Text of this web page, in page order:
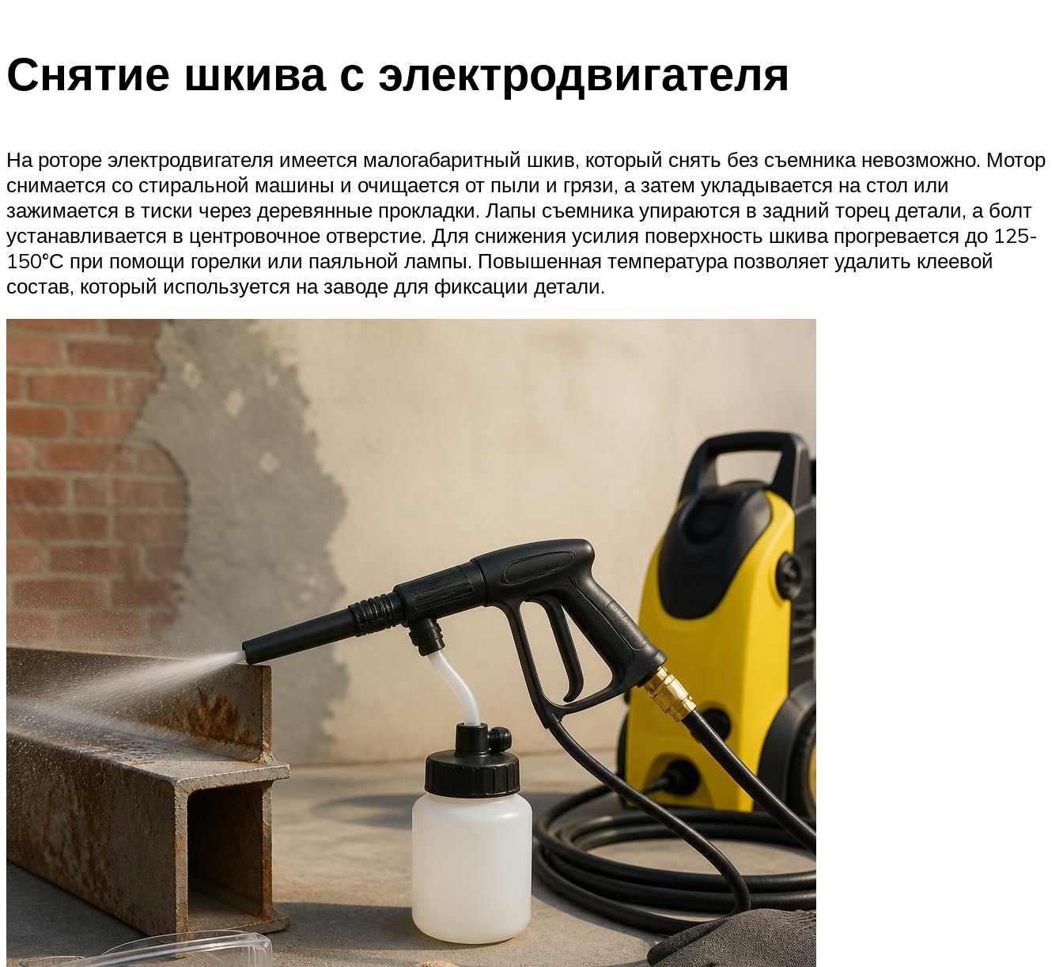
Снятие шкива с электродвигателя
На роторе электродвигателя имеется малогабаритный шкив, который снять без съемника невозможно. Мотор
снимается со стиральной машины и очищается от пыли и грязи, а затем укладывается на стол или
зажимается в тиски через деревянные прокладки. Лапы съемника упираются в задний торец детали, а болт
устанавливается в центровочное отверстие. Для снижения усилия поверхность шкива прогревается до 125-
150°С при помощи горелки или паяльной лампы. Повышенная температура позволяет удалить клеевой
состав, который используется на заводе для фиксации детали.